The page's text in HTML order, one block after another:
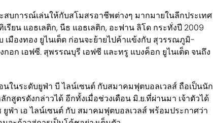
บการณ์เล่นให้กับสโมสรอาชีพต่างๆ มากมายในลีกประเทศ
รียน แอธเลติก, นีธ แอธเลติก, อะฟาน ลิโด กระทั่งปี 2009
เมืองทอง ยูไนเต็ด ก่อนจะย้ายไปค้าแข้งกับ สุวรรณภูมิ-
กอก เอฟซี. สุพรรณบุรี เอฟซี และทรู แบงค็อก ยูไนเต็ด จนถึง
นในระดับยูฟ่า บี ไลน์เซนต์ กับสมาคมฟุตบอลเวลส์ ถือเป็นนัก
สูตรดังกล่าวได้ อีกทั้งเมื่อช่วงเดือน มิ.ย.ที่ผ่านมา เจ้าตัวได้
ฟ่า เอ ไลน์เซนต์ กับ สมาคมฟุตบอลเวลส์ พร้อมประกาศว่า